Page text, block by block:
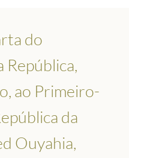
do
República,
ao Primeiro-
da
Ouyahia,